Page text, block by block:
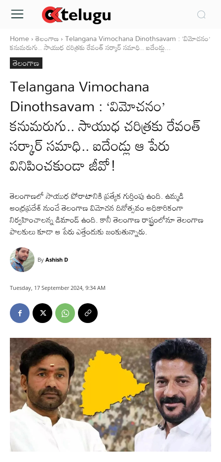
Home తెలంగాణ Telangana Vimochana Dinothsavam : ‘విమోచనం’
కనుమరుగు.. సాయుధ చరిత్రకు రేవంత్‌ సర్కార్‌ సమాధి.. ఐదేండ్లు...
తెలంగాణ
Telangana Vimochana
Dinothsavam : ‘విమోచనం’
కనుమరుగు.. సాయుధ చరిత్రకు రేవంత్‌
సర్కార్‌ సమాధి.. ఐదేండ్లు ఆ పేరు
వినిపించకుండా జీవో!
తెలంగాణలో సాయుధ పోరాటానికి ప్రత్యేక గుర్తింపు ఉంది. ఉమ్మడి
ఆంధ్రప్రదేశ్‌ నుంచే తెలంగాణ విమోచన దినోత్సవం అధికారికంగా
నిర్వహించాలన్న డిమాండ్‌ ఉంది. కానీ తెలంగాణ రాష్ట్రంలోనూ తెలంగాణ
పాలకులు కూడా ఆ పేరు ఎత్తేందుకు జంకుతున్నారు.
By Ashish D
Tuesday, 17 September 2024, 9:34 AM